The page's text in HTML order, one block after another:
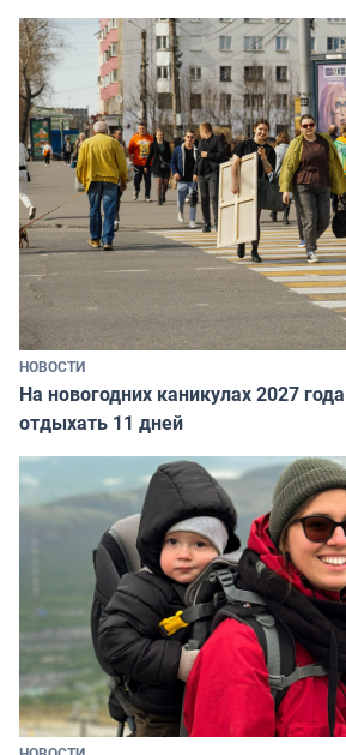
НОВОСТИ
На новогодних каникулах 2027
отдыхать 11 дней